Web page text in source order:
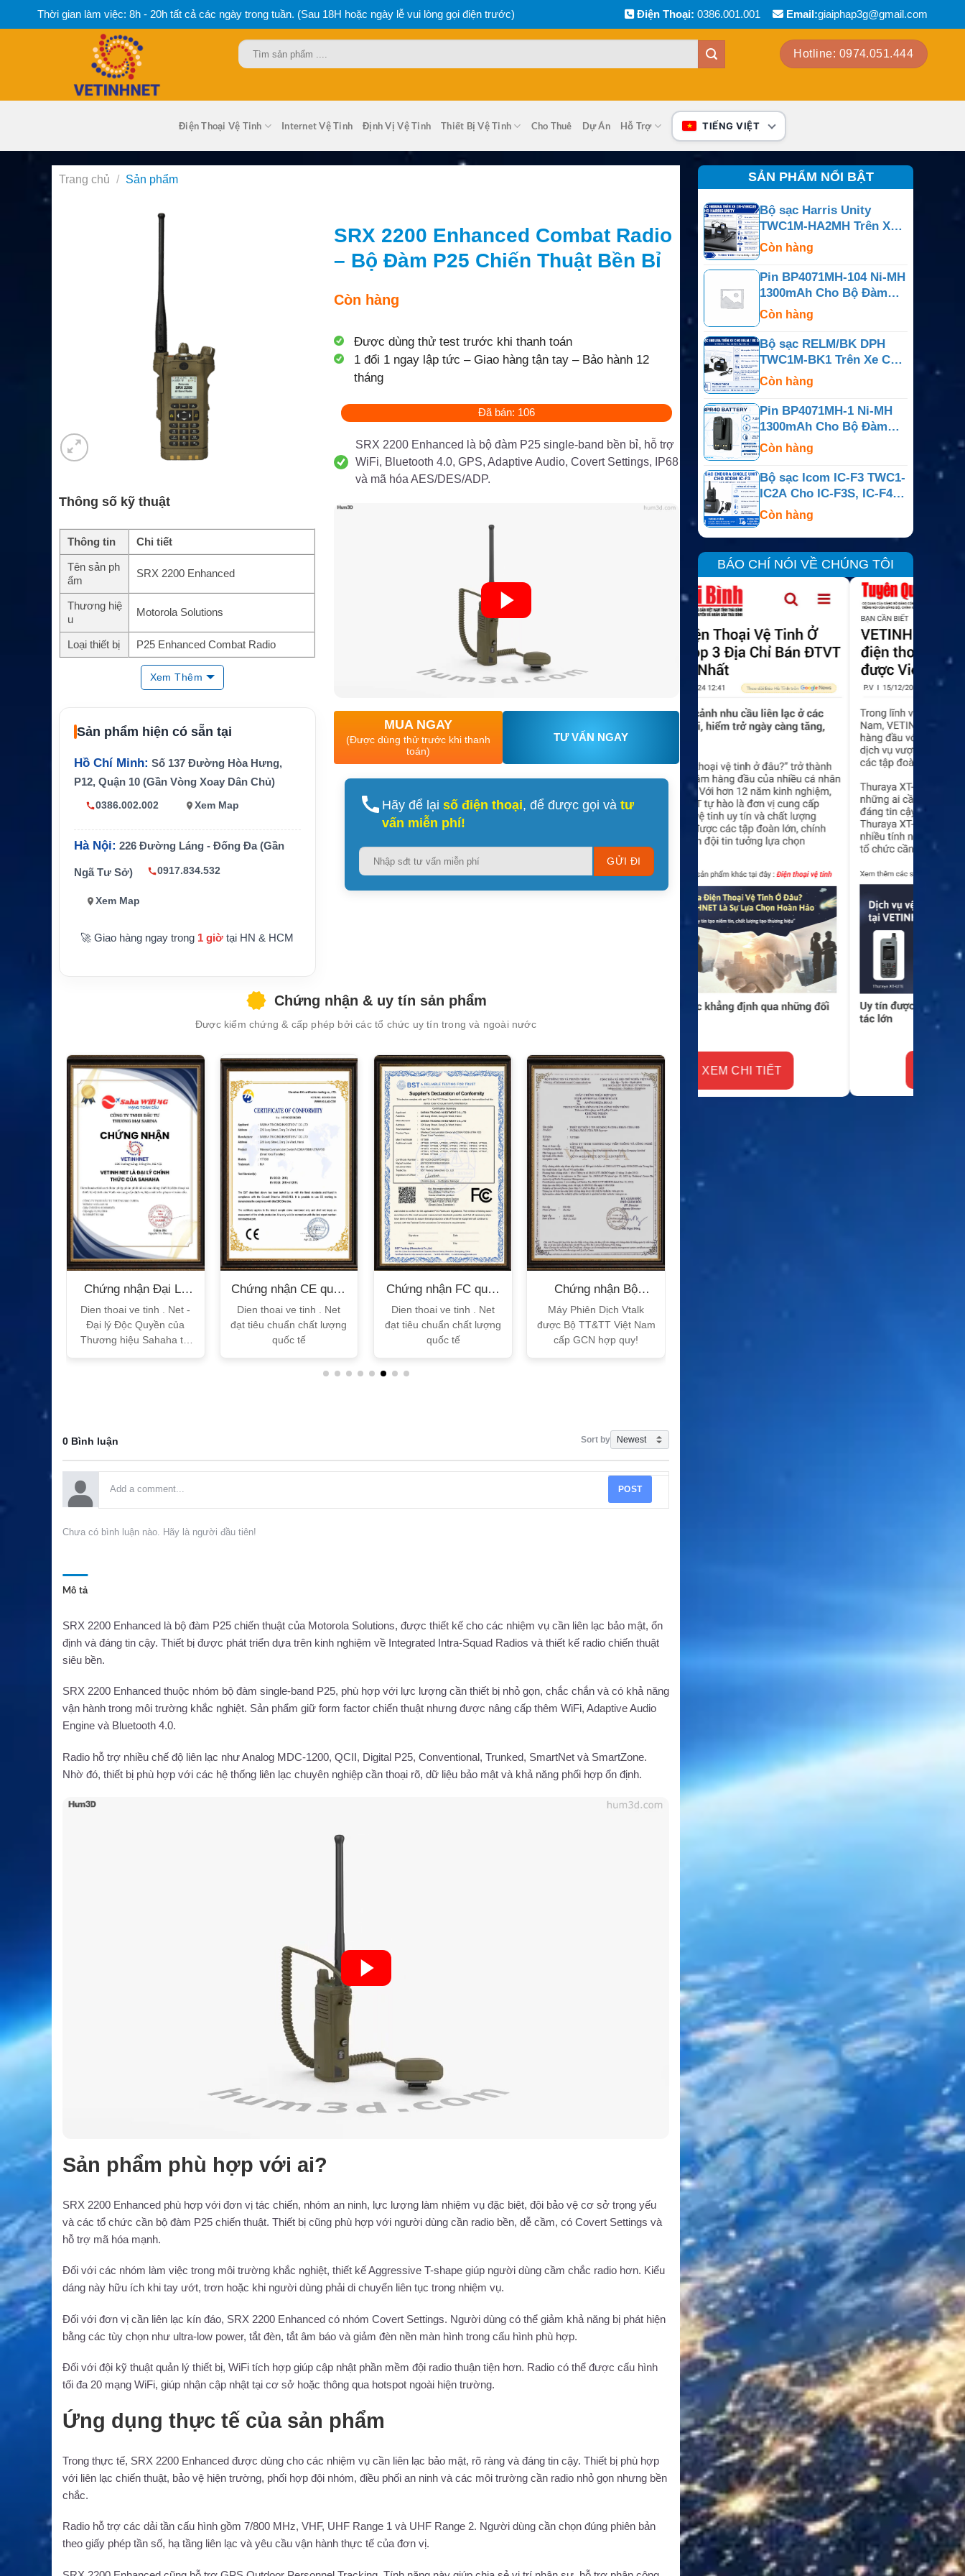
Thời gian làm việc: 8h - 20h tất cả các ngày trong tuần. (Sau 18H hoặc ngày lễ vui lòng gọi điện trước) Điện Thoại: 0386.001.001 Email:giaiphap3g@gmail.com
Tìm
kiếm:
Hotline: 0974.051.444
Điện Thoại Vệ Tinh Internet Vệ Tinh Định Vị Vệ Tinh Thiết Bị Vệ Tinh Cho Thuê Dự Án Hỗ Trợ TIẾNG VIỆT
Trang chủ / Sản phẩm
Thông số kỹ thuật
Thông tin Chi tiết
Tên sản ph
ẩm
SRX 2200 Enhanced
Thương hiệ
u
Motorola Solutions
Loại thiết bị P25 Enhanced Combat Radio
Single-band P25
Chế độ liên
Analog MDC-1200, QCII, Digital P25,
h vị
Integrated WiFi, Bluetooth 4.0, GPS O
utdoor Personnel Tracking
Âm thanh Loa 3W, Adaptive Audio Engine
chiến thuật
Mission Critical Geofence
Độ bền, bả
IP68, MIL-STD 810 C/D/E/F/G, AES,
Xem Thêm
Sản phẩm hiện có sẵn tại
Hồ Chí Minh: Số 137 Đường Hòa Hưng,
P12, Quận 10 (Gần Vòng Xoay Dân Chủ)
0386.002.002 Xem Map
Hà Nội: 226 Đường Láng - Đống Đa (Gần
Ngã Tư Sở) 0917.834.532
Xem Map
🚀 Giao hàng ngay trong 1 giờ tại HN & HCM
SRX 2200 Enhanced Combat Radio
– Bộ Đàm P25 Chiến Thuật Bền Bỉ
Còn hàng
Được dùng thử test trước khi thanh toán
1 đổi 1 ngay lập tức – Giao hàng tận tay – Bảo hành 12
tháng
Đã bán: 106
SRX 2200 Enhanced là bộ đàm P25 single-band bền bỉ, hỗ trợ
WiFi, Bluetooth 4.0, GPS, Adaptive Audio, Covert Settings, IP68
và mã hóa AES/DES/ADP.
MUA NGAY
(Được dùng thử trước khi thanh
toán)
TƯ VẤN NGAY
Hãy để lại số điện thoại, để được gọi và tư
vấn miễn phí!
Please
this
Chứng nhận & uy tín sản phẩm
Được kiểm chứng & cấp phép bởi các tổ chức uy tín trong và ngoài nước
Chứng nhận Đại Lý
Sahaha
Dien thoai ve tinh . Net -
Đại lý Độc Quyền của
Thương hiệu Sahaha tại
Chứng nhận CE quốc
tế
Dien thoai ve tinh . Net
đạt tiêu chuẩn chất lượng
quốc tế
Chứng nhận FC quốc
tế
Dien thoai ve tinh . Net
đạt tiêu chuẩn chất lượng
quốc tế
Chứng nhận Bộ
TT&TT
Máy Phiên Dịch Vtalk
được Bộ TT&TT Việt Nam
cấp GCN hợp quy!
0 Bình luận Sort by
POST
Chưa có bình luận nào. Hãy là người đầu tiên!
Mô tả
SRX 2200 Enhanced là bộ đàm P25 chiến thuật của Motorola Solutions, được thiết kế cho các nhiệm vụ cần liên lạc bảo mật, ổn
định và đáng tin cậy. Thiết bị được phát triển dựa trên kinh nghiệm về Integrated Intra-Squad Radios và thiết kế radio chiến thuật
siêu bền.
SRX 2200 Enhanced thuộc nhóm bộ đàm single-band P25, phù hợp với lực lượng cần thiết bị nhỏ gọn, chắc chắn và có khả năng
vận hành trong môi trường khắc nghiệt. Sản phẩm giữ form factor chiến thuật nhưng được nâng cấp thêm WiFi, Adaptive Audio
Engine và Bluetooth 4.0.
Radio hỗ trợ nhiều chế độ liên lạc như Analog MDC-1200, QCII, Digital P25, Conventional, Trunked, SmartNet và SmartZone.
Nhờ đó, thiết bị phù hợp với các hệ thống liên lạc chuyên nghiệp cần thoại rõ, dữ liệu bảo mật và khả năng phối hợp ổn định.
Sản phẩm phù hợp với ai?
SRX 2200 Enhanced phù hợp với đơn vị tác chiến, nhóm an ninh, lực lượng làm nhiệm vụ đặc biệt, đội bảo vệ cơ sở trọng yếu
và các tổ chức cần bộ đàm P25 chiến thuật. Thiết bị cũng phù hợp với người dùng cần radio bền, dễ cầm, có Covert Settings và
hỗ trợ mã hóa mạnh.
Đối với các nhóm làm việc trong môi trường khắc nghiệt, thiết kế Aggressive T-shape giúp người dùng cầm chắc radio hơn. Kiểu
dáng này hữu ích khi tay ướt, trơn hoặc khi người dùng phải di chuyển liên tục trong nhiệm vụ.
Đối với đơn vị cần liên lạc kín đáo, SRX 2200 Enhanced có nhóm Covert Settings. Người dùng có thể giảm khả năng bị phát hiện
bằng các tùy chọn như ultra-low power, tắt đèn, tắt âm báo và giảm đèn nền màn hình trong cấu hình phù hợp.
Đối với đội kỹ thuật quản lý thiết bị, WiFi tích hợp giúp cập nhật phần mềm đội radio thuận tiện hơn. Radio có thể được cấu hình
tối đa 20 mạng WiFi, giúp nhận cập nhật tại cơ sở hoặc thông qua hotspot ngoài hiện trường.
Ứng dụng thực tế của sản phẩm
Trong thực tế, SRX 2200 Enhanced được dùng cho các nhiệm vụ cần liên lạc bảo mật, rõ ràng và đáng tin cậy. Thiết bị phù hợp
với liên lạc chiến thuật, bảo vệ hiện trường, phối hợp đội nhóm, điều phối an ninh và các môi trường cần radio nhỏ gọn nhưng bền
chắc.
Radio hỗ trợ các dải tần cấu hình gồm 7/800 MHz, VHF, UHF Range 1 và UHF Range 2. Người dùng cần chọn đúng phiên bản
theo giấy phép tần số, hạ tầng liên lạc và yêu cầu vận hành thực tế của đơn vị.
SẢN PHẨM NỔI BẬT
Bộ sạc Harris Unity
TWC1M-HA2MH Trên Xe
Cho Unity Và XG-100P
Còn hàng
Pin BP4071MH-104 Ni-MH
1300mAh Cho Bộ Đàm
Motorola BPR40 Và
BearCom BC130
Còn hàng
Bộ sạc RELM/BK DPH
TWC1M-BK1 Trên Xe Cho
DPH, EPH, GPH, LPA,
LPH Và LPX
Còn hàng
Pin BP4071MH-1 Ni-MH
1300mAh Cho Bộ Đàm
Motorola BPR40 Và
BearCom BC130
Còn hàng
Bộ sạc Icom IC-F3 TWC1-
IC2A Cho IC-F3S, IC-F4,
IC-F4S Và IC-T2A
Còn hàng
BÁO CHÍ NÓI VỀ CHÚNG TÔI
XEM CHI TIẾT XEM CHI TIẾT XEM CHI TIẾT XEM CHI TIẾT